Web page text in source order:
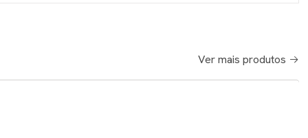
Ver mais produtos